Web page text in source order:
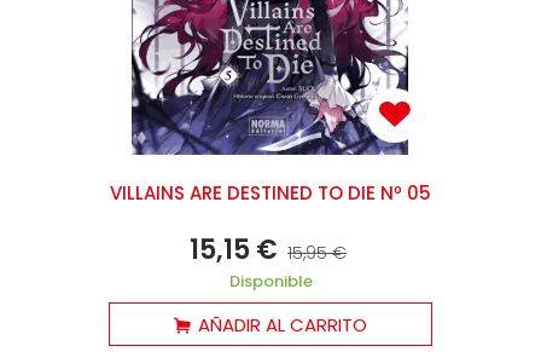
VILLAINS ARE DESTINED TO DIE Nº 05
15,15 € 15,95 €
Disponible
AÑADIR AL CARRITO